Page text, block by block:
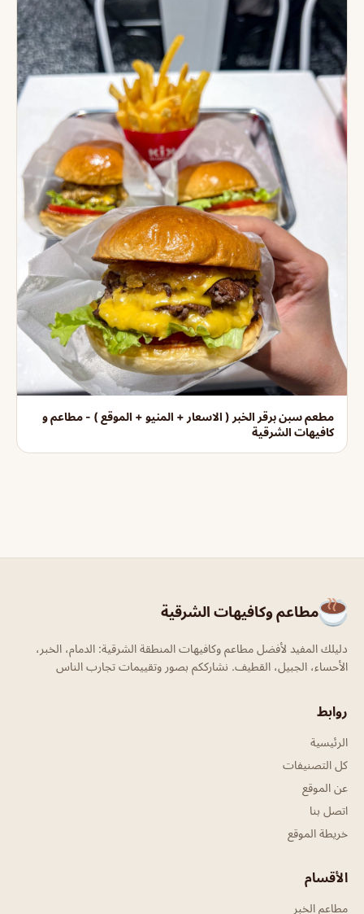
مطعم سبن برقر الخبر ( الاسعار + المنيو + الموقع ) - مطاعم و
كافيهات الشرقية
مطاعم وكافيهات الشرقية
دليلك المفيد لأفضل مطاعم وكافيهات المنطقة الشرقية: الدمام، الخبر،
الأحساء، الجبيل، القطيف. نشارككم بصور وتقييمات تجارب الناس
روابط
الرئيسية
كل التصنيفات
عن الموقع
اتصل بنا
خريطة الموقع
الأقسام
مطاعم الخبر